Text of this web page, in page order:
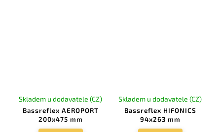
Bassreflex AEROPORT
200x475 mm
Skladem u dodavatele (CZ)
Bassreflex HIFONICS
94x263 mm
Skladem u dodavatele (CZ)